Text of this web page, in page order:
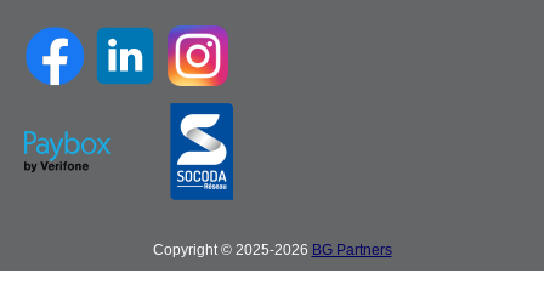
Copyright © 2025-2026 BG Partners